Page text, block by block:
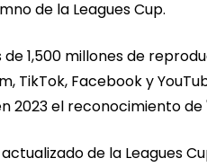
de la Leagues Cup.
de 1,500 millones de
TikTok, Facebook y
2023 el reconocimiento de
de la Leagues